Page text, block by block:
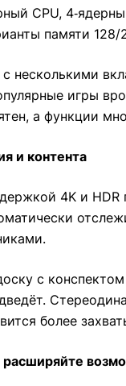
CPU,
памяти
с несколькими
игры
а функции
и контента
4K и HDR
с
более